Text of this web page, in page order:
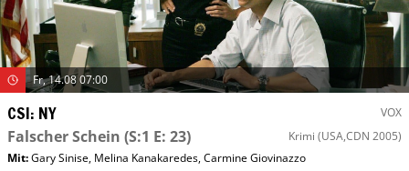
Fr, 14.08 07:00
CSI: NY VOX
Falscher Schein (S:1 E: 23) Krimi (USA,CDN 2005)
Mit:Gary Sinise, Melina Kanakaredes,Carmine Giovinazzo